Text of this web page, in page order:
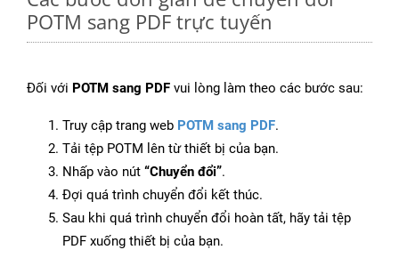
POTM sang PDF trực tuyến
Đối với POTM sang PDF vui lòng làm theo các bước sau:
Truy cập trang web POTM sang PDF.
Tải tệp POTM lên từ thiết bị của bạn.
Nhấp vào nút “Chuyển đổi”.
Đợi quá trình chuyển đổi kết thúc.
Sau khi quá trình chuyển đổi hoàn tất, hãy tải tệp
PDF xuống thiết bị của bạn.